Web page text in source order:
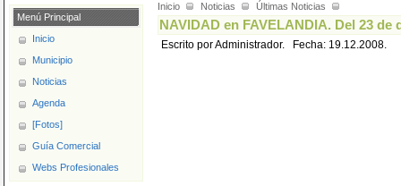
Menú Principal
Inicio
Municipio
Noticias
Agenda
[Fotos]
Guía Comercial
Webs Profesionales
Inicio Noticias Últimas Noticias
NAVIDAD en FAVELANDIA. Del 23
Escrito por Administrador. Fecha: 19.12.2008.